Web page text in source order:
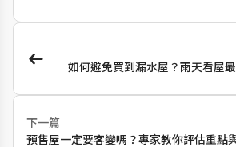
如何避免買到漏水屋？雨天看屋
下一篇
預售屋一定要客變嗎？專家教你評估重點